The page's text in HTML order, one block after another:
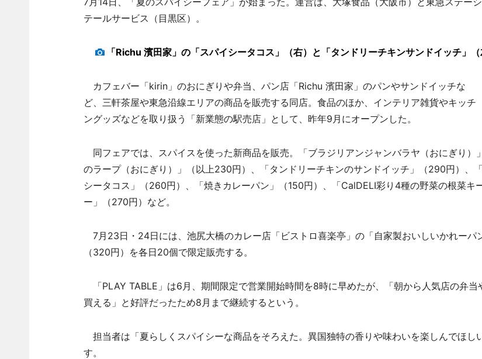
テールサービス（目黒区）。
「Richu 濱田家」の「スパイシータコス」（右）と「タンドリーチキンサンドイッチ」（
カフェバー「kirin」のおにぎりや弁当、パン店「Richu 濱田家」のパンやサンドイッチな
ど、三軒茶屋や東急沿線エリアの商品を販売する同店。食品のほか、インテリア雑貨やキッチ
ングッズなどを取り扱う「新業態の駅売店」として、昨年9月にオープンした。
同フェアでは、スパイスを使った新商品を販売。「ブラジリアンジャンバラヤ（おにぎり）
のラープ（おにぎり）」（以上230円）、「タンドリーチキンのサンドイッチ」（290円）、
シータコス」（260円）、「焼きカレーパン」（150円）、「CalDELI彩り4種の野菜の根菜キ
ー」（270円）など。
7月23日・24日には、池尻大橋のカレー店「ビストロ喜楽亭」の「自家製おいしいかれーパ
（320円）を各日20個で限定販売する。
「PLAY TABLE」は6月、期間限定で営業開始時間を8時に早めたが、「朝から人気店の弁当
買える」と好評だったため8月まで継続するという。
担当者は「夏らしくスパイシーな商品をそろえた。異国独特の香りや味わいを楽しんでほし
す。